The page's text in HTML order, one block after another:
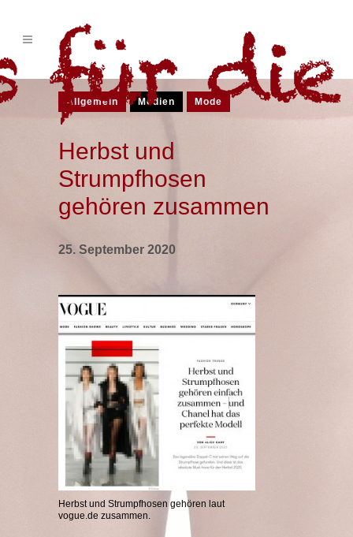
Allgemein Medien Mode
Herbst und
Strumpfhosen
gehören zusammen
25. September 2020
Herbst und Strumpfhosen gehören laut
vogue.de zusammen.